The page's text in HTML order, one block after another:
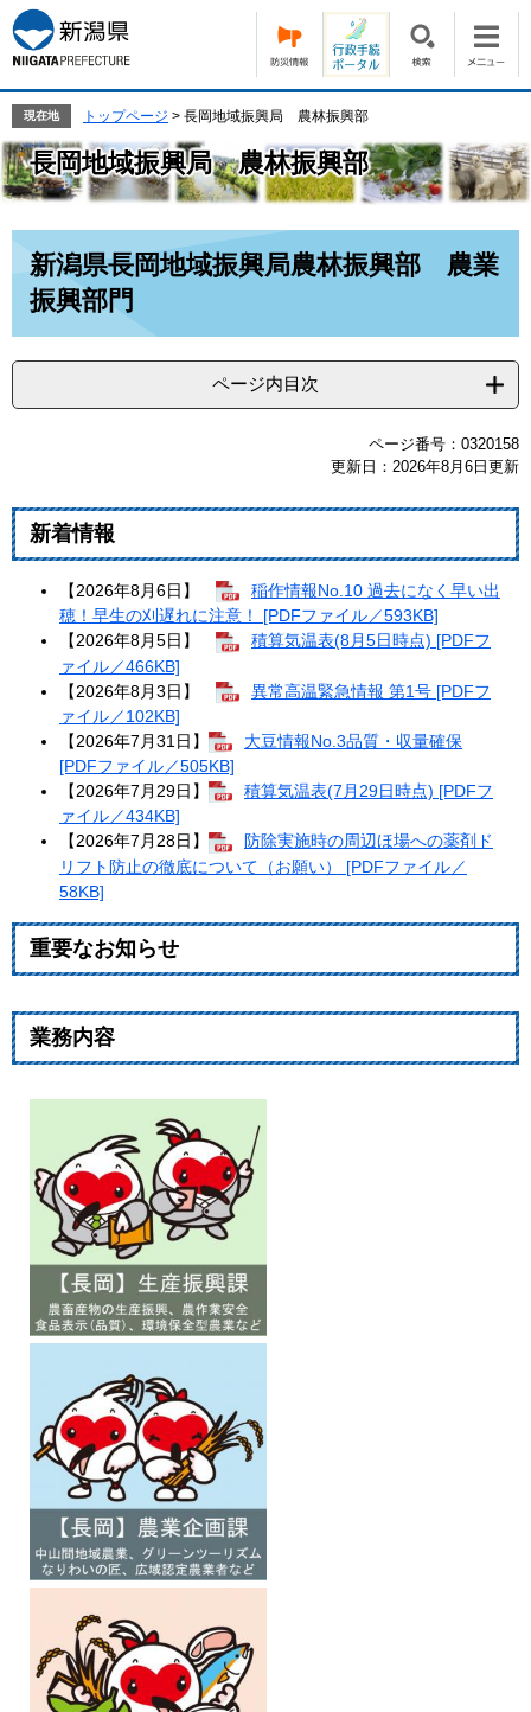
ー
ジ
の
で
す。
ニ
ュ
ー
ば
し
本
現在地 トップページ > 長岡地域振興局 農林振興部
長岡地域振興局 農林振興部
新潟県長岡地域振興局農林振興部 農業
振興部門
ページ内目次
ページ番号：0320158
更新日：2026年8月6日更新
新着情報
【2026年8月6日】
稲作情報No.10 過去になく早い出
穂！早生の刈遅れに注意！ [PDFファイル／593KB]
【2026年8月5日】
積算気温表(8月5日時点) [PDFフ
ァイル／466KB]
【2026年8月3日】
異常高温緊急情報 第1号 [PDFフ
ァイル／102KB]
【2026年7月31日】
大豆情報No.3品質・収量確保
[PDFファイル／505KB]
【2026年7月29日】
積算気温表(7月29日時点) [PDFフ
ァイル／434KB]
【2026年7月28日】
防除実施時の周辺ほ場への薬剤ド
リフト防止の徹底について（お願い） [PDFファイル／
58KB]
重要なお知らせ
業務内容